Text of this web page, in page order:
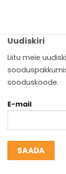
Uudiskiri
Liitu meie
sooduskoode.
E-mail